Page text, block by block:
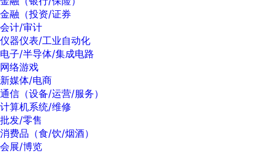
金融（投资/证券
会计/审计
仪器仪表/工业自动化
电子/半导体/集成电路
网络游戏
新媒体/电商
通信（设备/运营/服务）
计算机系统/维修
批发/零售
消费品（食/饮/烟酒）
会展/博览